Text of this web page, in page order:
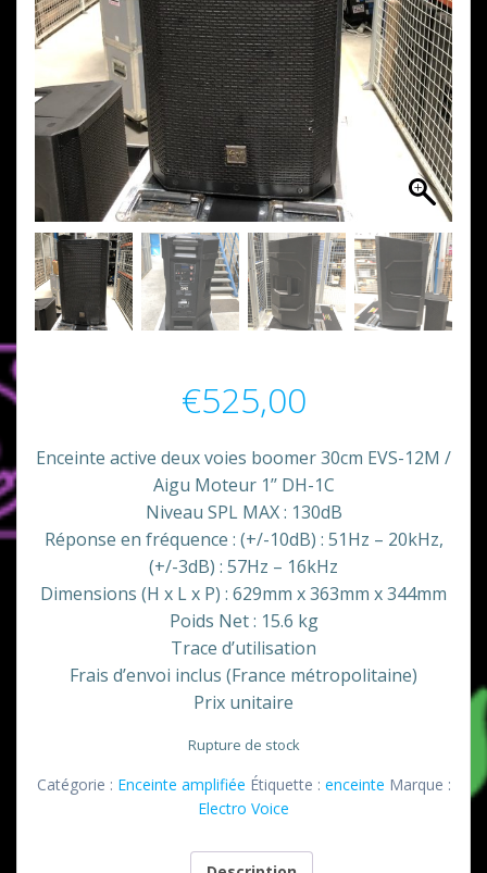
€525,00
Enceinte active deux voies boomer 30cm EVS-12M /
Aigu Moteur 1’’ DH-1C
Niveau SPL MAX : 130dB
Réponse en fréquence : (+/-10dB) : 51Hz – 20kHz,
(+/-3dB) : 57Hz – 16kHz
Dimensions (H x L x P) : 629mm x 363mm x 344mm
Poids Net : 15.6 kg
Trace d’utilisation
Frais d’envoi inclus (France métropolitaine)
Prix unitaire
Rupture de stock
Catégorie : Enceinte amplifiée Étiquette : enceinte Marque :
Electro Voice